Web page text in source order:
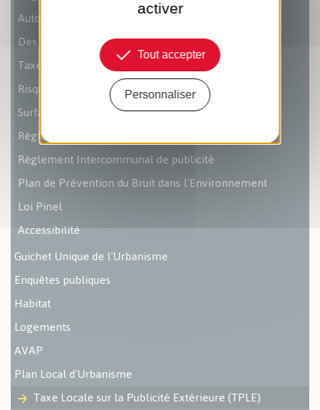
Autorisation de travaux
Des conseils pour vos travaux
Taxes d'urbanisme
Risques Majeurs
Surface de plancher
Réglementation thermique 2012
Règlement Intercommunal de publicité
Plan de Prévention du Bruit dans l'Environnement
Loi Pinel
Accessibilité
Guichet Unique de l'Urbanisme
Enquêtes publiques
Habitat
Logements
AVAP
Plan Local d'Urbanisme
Taxe Locale sur la Publicité Extérieure (TPLE)
activer
Tout accepter
Personnaliser